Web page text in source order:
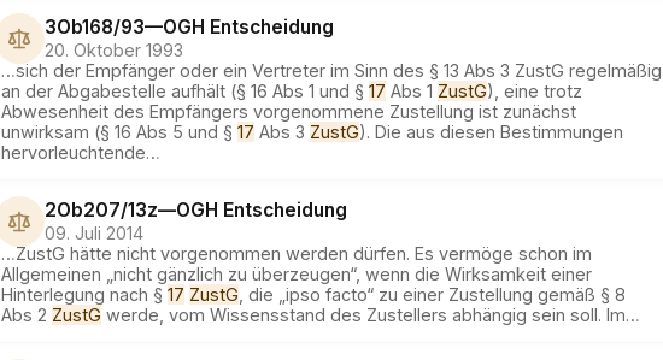
3Ob168/93—OGH Entscheidung
20. Oktober 1993
…sich der Empfänger oder ein Vertreter im Sinn des § 13 Abs 3 ZustG regelmäßig
an der Abgabestelle aufhält (§ 16 Abs 1 und § 17 Abs 1 ZustG), eine trotz
Abwesenheit des Empfängers vorgenommene Zustellung ist zunächst
unwirksam (§ 16 Abs 5 und § 17 Abs 3 ZustG). Die aus diesen Bestimmungen
hervorleuchtende…
2Ob207/13z—OGH Entscheidung
09. Juli 2014
…ZustG hätte nicht vorgenommen werden dürfen. Es vermöge schon im
Allgemeinen „nicht gänzlich zu überzeugen“, wenn die Wirksamkeit einer
Hinterlegung nach § 17 ZustG , die „ipso facto“ zu einer Zustellung gemäß § 8
Abs 2 ZustG werde, vom Wissensstand des Zustellers abhängig sein soll. Im…